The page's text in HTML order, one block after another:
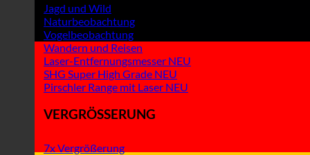
Jagd und Wild
Naturbeobachtung
Vogelbeobachtung
Wandern und Reisen
Laser-Entfernungsmesser
SHG Super High Grade
Pirschler Range mit Laser
VERGRÖSSERUNG
7x Vergrößerung